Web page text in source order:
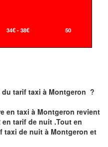
34€ - 38€ 50
du tarif taxi à Montgeron ?
en taxi à Montgeron revient
en tarif de nuit .Tout en
taxi de nuit à Montgeron et